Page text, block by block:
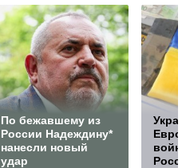
По бежавшему из
России Надеждину*
нанесли новый
удар